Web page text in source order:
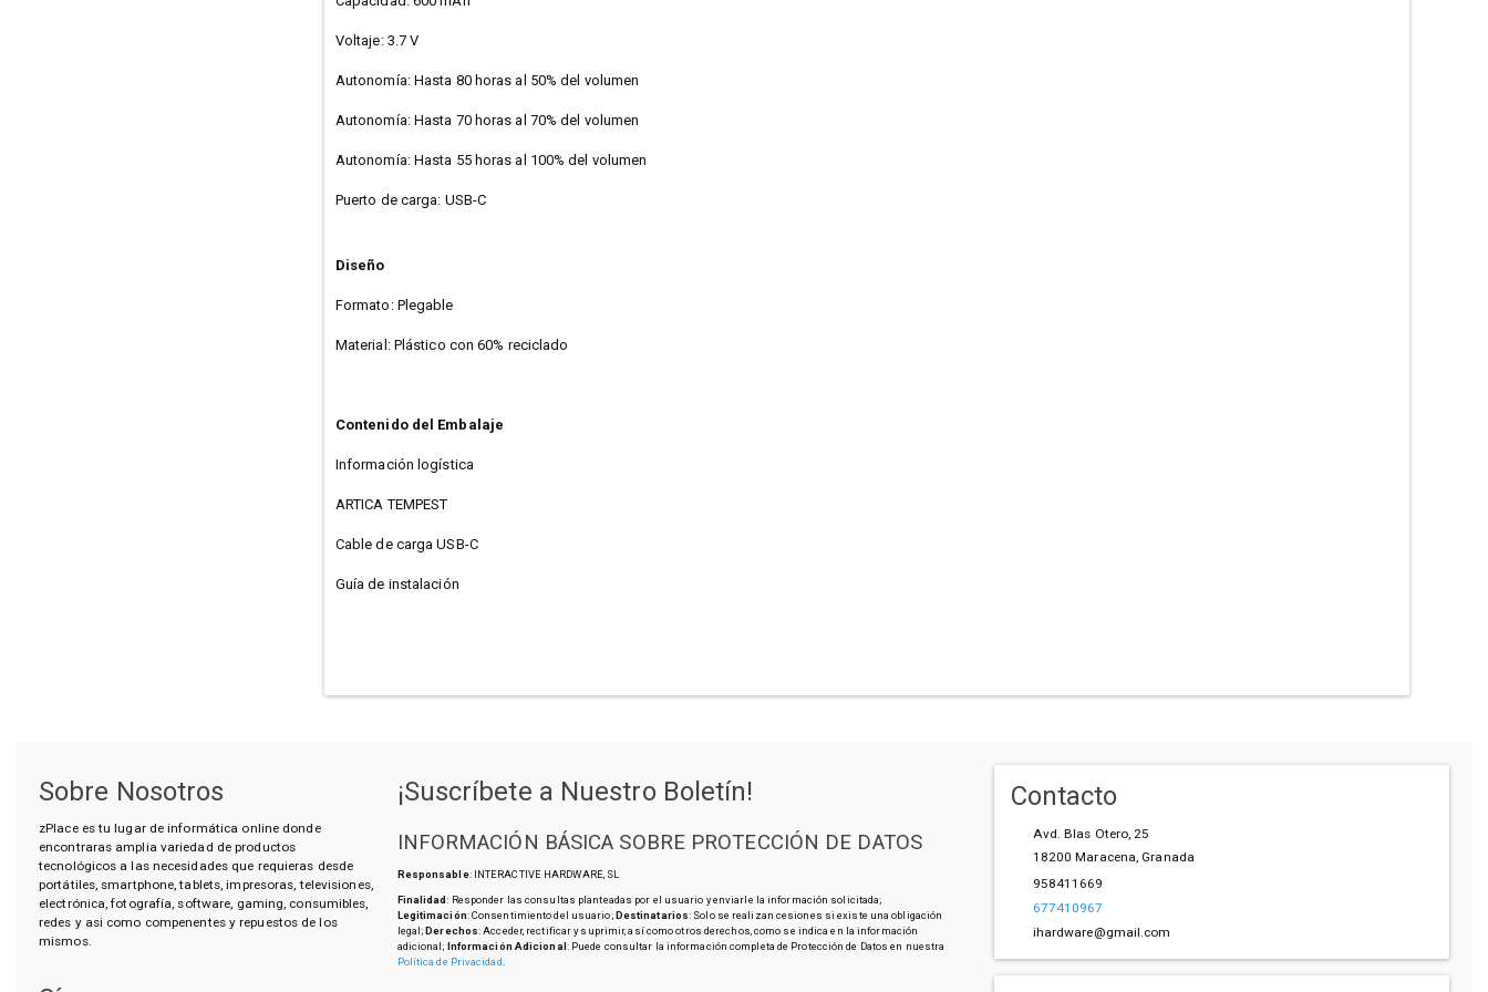
Voltaje: 3.7 V
Autonomía: Hasta 80 horas al 50% del volumen
Autonomía: Hasta 70 horas al 70% del volumen
Autonomía: Hasta 55 horas al 100% del volumen
Puerto de carga: USB-C
Diseño
Formato: Plegable
Material: Plástico con 60% reciclado
Contenido del Embalaje
Información logística
ARTICA TEMPEST
Cable de carga USB-C
Guía de instalación
Sobre Nosotros
zPlace es tu lugar de informática online donde
encontraras amplia variedad de productos
tecnológicos a las necesidades que requieras desde
portátiles, smartphone, tablets, impresoras, televisiones,
electrónica, fotografía, software, gaming, consumibles,
redes y asi como compenentes y repuestos de los
mismos.
¡Suscríbete a Nuestro Boletín!
INFORMACIÓN BÁSICA SOBRE PROTECCIÓN DE DATOS
Responsable: INTERACTIVE HARDWARE, SL
Finalidad: Responder las consultas planteadas por el usuario y enviarle la información solicitada;
Legitimación: Consentimiento del usuario;Destinatarios: Solo se realizan cesiones si existe una obligación
legal;Derechos: Acceder, rectificar y suprimir, así como otros derechos, como se indica en la información
adicional; Información Adicional: Puede consultar la información completa de Protección de Datos en nuestra
Política de Privacidad.
Contacto
Avd. Blas Otero, 25
18200 Maracena, Granada
958411669
677410967
ihardware@gmail.com